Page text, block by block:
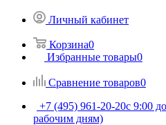
Личный кабинет
Корзина0
Избранные товары0
Сравнение товаров0
+7 (495) 961-20-20с 9:00
рабочим дням)